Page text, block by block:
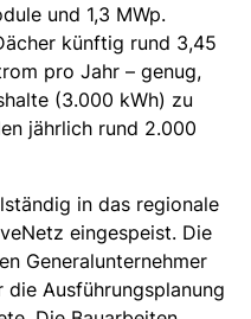
und 1,3 MWp.
künftig rund 3,45
pro Jahr – genug,
(3.000 kWh) zu
jährlich rund 2.000
in das regionale
eingespeist. Die
Generalunternehmer
die Ausführungsplanung